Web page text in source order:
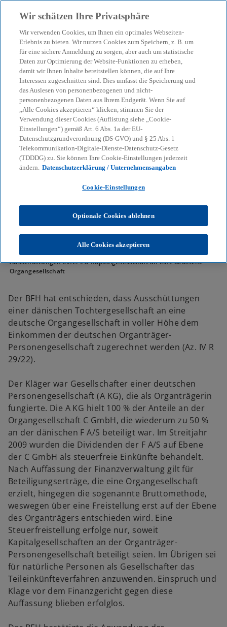
menu search
KPMG Tax News
BFH: Anwendung der
Bruttomethode bei
Ausschüttungen einer EU-
Kapitalgesellschaft an eine
deutsche
Organgesellschaft
KPMG Tax News: BFH: Anwendung der Bruttomethode bei
Ausschüttungen einer EU-Kapitalgesellschaft an eine deutsche
Organgesellschaft
Der BFH hat entschieden, dass Ausschüttungen
einer dänischen Tochtergesellschaft an eine
deutsche Organgesellschaft in voller Höhe dem
Einkommen der deutschen Organträger-
Personengesellschaft zugerechnet werden (Az. IV R
29/22).
Der Kläger war Gesellschafter einer deutschen
Personengesellschaft (A KG), die als Organträgerin
fungierte. Die A KG hielt 100 % der Anteile an der
Organgesellschaft C GmbH, die wiederum zu 50 %
an der dänischen F A/S beteiligt war. Im Streitjahr
2009 wurden die Dividenden der F A/S auf Ebene
der C GmbH als steuerfreie Einkünfte behandelt.
Nach Auffassung der Finanzverwaltung gilt für
Beteiligungserträge, die eine Organgesellschaft
erzielt, hingegen die sogenannte Bruttomethode,
weswegen über eine Freistellung erst auf der Ebene
des Organträgers entschieden wird. Eine
Steuerfreistellung erfolge nur, soweit
Kapitalgesellschaften an der Organträger-
Personengesellschaft beteiligt seien. Im Übrigen sei
für natürliche Personen als Gesellschafter das
Teileinkünfteverfahren anzuwenden. Einspruch und
Klage vor dem Finanzgericht gegen diese
Auffassung blieben erfolglos.
Wir schätzen Ihre Privatsphäre
Wir verwenden Cookies, um Ihnen ein optimales Webseiten-
Erlebnis zu bieten. Wir nutzen Cookies zum Speichern, z. B. um
für eine sichere Anmeldung zu sorgen, aber auch um statistische
Daten zur Optimierung der Website-Funktionen zu erheben,
damit wir Ihnen Inhalte bereitstellen können, die auf Ihre
Interessen zugeschnitten sind. Dies umfasst die Speicherung und
das Auslesen von personenbezogenen und nicht-
personenbezogenen Daten aus Ihrem Endgerät. Wenn Sie auf
„Alle Cookies akzeptieren“ klicken, stimmen Sie der
Verwendung dieser Cookies (Auflistung siehe „Cookie-
Einstellungen“) gemäß Art. 6 Abs. 1a der EU-
Datenschutzgrundverordnung (DS-GVO) und § 25 Abs. 1
Telekommunikation-Digitale-Dienste-Datenschutz-Gesetz
(TDDDG) zu. Sie können Ihre Cookie-Einstellungen jederzeit
ändern. Datenschutzerklärung / Unternehmensangaben
Cookie-Einstellungen
Optionale Cookies ablehnen
Alle Cookies akzeptieren